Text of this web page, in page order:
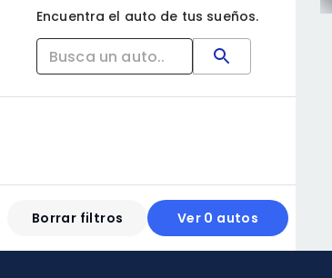
Encuentra el auto de tus sueños.
Borrar filtros Ver 0 autos